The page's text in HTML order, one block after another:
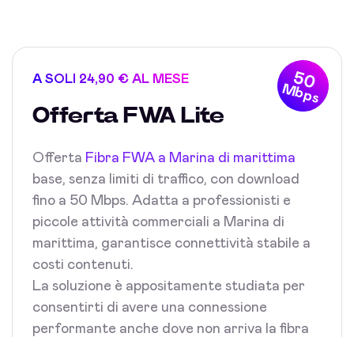
50
Mbps
A SOLI 24,90 € AL MESE
Offerta FWA Lite
Offerta Fibra FWA a Marina di marittima
base, senza limiti di traffico, con download
fino a 50 Mbps. Adatta a professionisti e
piccole attività commerciali a Marina di
marittima, garantisce connettività stabile a
costi contenuti.
La soluzione è appositamente studiata per
consentirti di avere una connessione
performante anche dove non arriva la fibra